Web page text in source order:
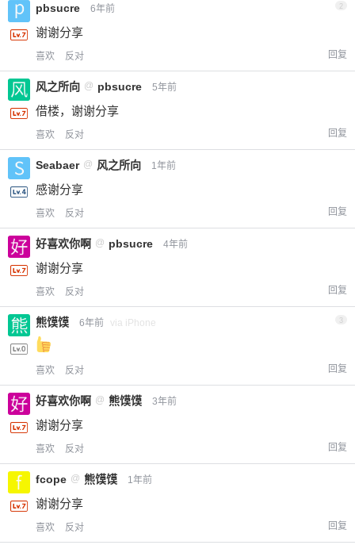
pbsucre 6年前 2
谢谢分享
喜欢 反对 回复
风之所向 @ pbsucre 5年前
借楼，谢谢分享
喜欢 反对 回复
Seabaer @ 风之所向 1年前
感谢分享
喜欢 反对 回复
好喜欢你啊 @ pbsucre 4年前
谢谢分享
喜欢 反对 回复
熊馍馍 6年前 via iPhone 3
喜欢 反对 回复
好喜欢你啊 @ 熊馍馍 3年前
谢谢分享
喜欢 反对 回复
fcope @ 熊馍馍 1年前
谢谢分享
喜欢 反对 回复